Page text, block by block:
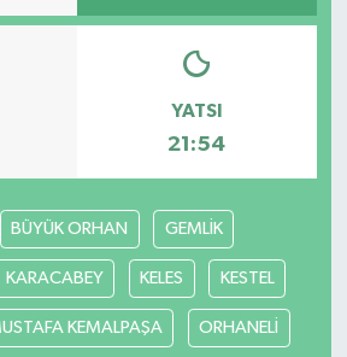
YATSI
21:54
BÜYÜK ORHAN GEMLİK
KARACABEY KELES KESTEL
KEMALPAŞA ORHANELİ